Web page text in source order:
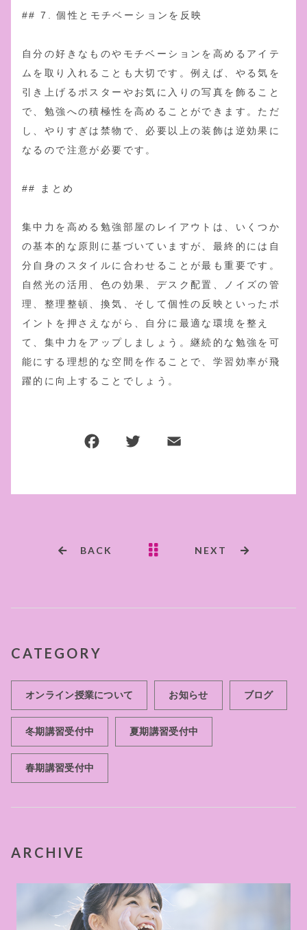
## 7. 個性とモチベーションを反映
自分の好きなものやモチベーションを高めるアイテ
ムを取り入れることも大切です。例えば、やる気を
引き上げるポスターやお気に入りの写真を飾ること
で、勉強への積極性を高めることができます。ただ
し、やりすぎは禁物で、必要以上の装飾は逆効果に
なるので注意が必要です。
## まとめ
集中力を高める勉強部屋のレイアウトは、いくつか
の基本的な原則に基づいていますが、最終的には自
分自身のスタイルに合わせることが最も重要です。
自然光の活用、色の効果、デスク配置、ノイズの管
理、整理整頓、換気、そして個性の反映といったポ
イントを押さえながら、自分に最適な環境を整え
て、集中力をアップしましょう。継続的な勉強を可
能にする理想的な空間を作ることで、学習効率が飛
躍的に向上することでしょう。
o
BACK NEXT
CATEGORY
オンライン授業について お知らせ ブログ
冬期講習受付中 夏期講習受付中
春期講習受付中
ARCHIVE